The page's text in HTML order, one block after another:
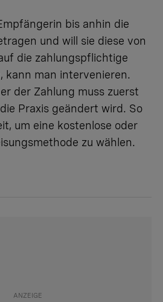
bis anhin die
und will sie diese von
die zahlungspflichtige
kann man intervenieren.
der Zahlung muss zuerst
Praxis geändert wird. So
um eine kostenlose oder
zu wählen.